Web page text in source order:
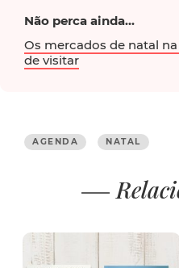
Não perca ainda...
Os mercados de natal
de visitar
AGENDA NATAL